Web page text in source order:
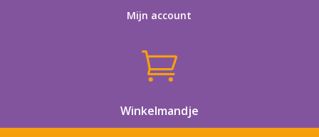
Mijn account

Winkelmandje